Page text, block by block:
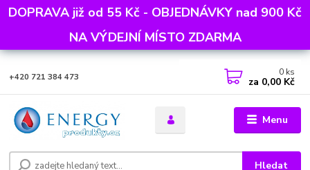
DOPRAVA již od 55 Kč - OBJEDNÁVKY nad 900 Kč
NA VÝDEJNÍ MÍSTO ZDARMA
Menu
Hledat
+420 721 384 473 0 ks
za 0,00 Kč